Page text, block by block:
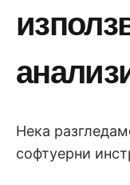
Нека
софтуерни